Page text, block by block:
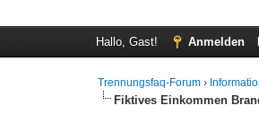
Hallo, Gast! Anmelden
Trennungsfaq-Forum ›
Fiktives Einkommen